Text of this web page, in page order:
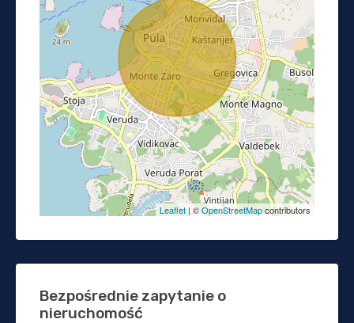
Leaflet | ©OpenStreetMapcontributors
Bezpośrednie zapytanie o
nieruchomość